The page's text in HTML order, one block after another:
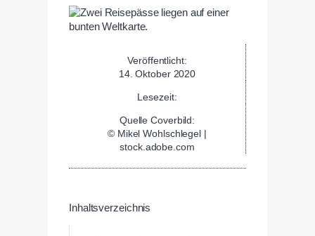
Veröffentlicht:
14. Oktober 2020
Lesezeit:
Quelle Coverbild:
© Mikel Wohlschlegel |
stock.adobe.com
Inhaltsverzeichnis